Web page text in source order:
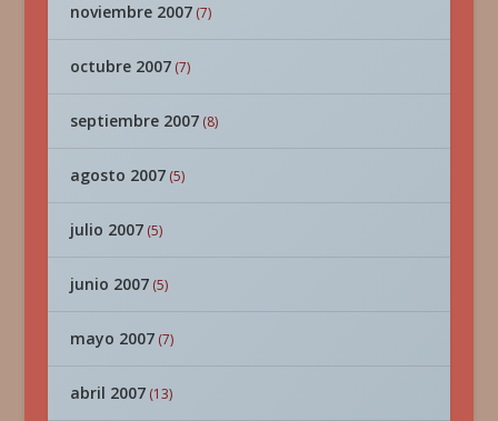
noviembre 2007(7)
octubre 2007(7)
septiembre 2007(8)
agosto 2007(5)
julio 2007(5)
junio 2007(5)
mayo 2007(7)
abril 2007(13)